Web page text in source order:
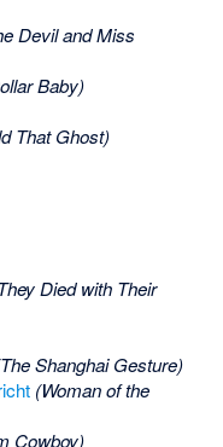
Devil and Miss
Baby)
That Ghost)
Died with Their
Shanghai Gesture)
(Woman of the
Cowboy)